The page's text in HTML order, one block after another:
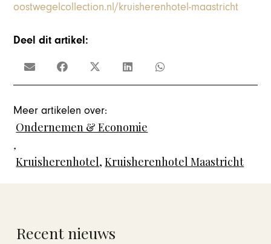
oostwegelcollection.nl/kruisherenhotel-maastricht
Deel dit artikel:
Meer artikelen over:
Ondernemen & Economie
,
Kruisherenhotel,Kruisherenhotel Maastricht
Recent nieuws